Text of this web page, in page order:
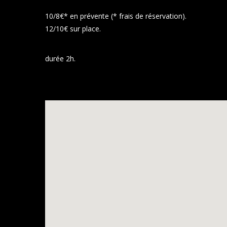
10/8€* en prévente (* frais de réservation).
12/10€ sur place.
durée 2h.